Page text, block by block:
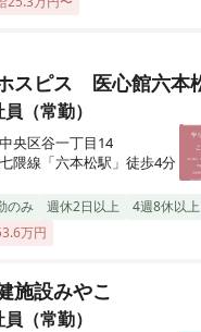
スピス 医心館六本
（常勤）
央区谷一丁目14
隈線「六本松駅」徒歩4分
のみ 週休2日以上
4週8休以上
万円
施設みやこ
（常勤）